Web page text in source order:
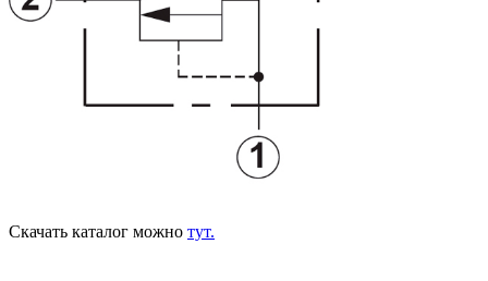
Скачать каталог можно тут.